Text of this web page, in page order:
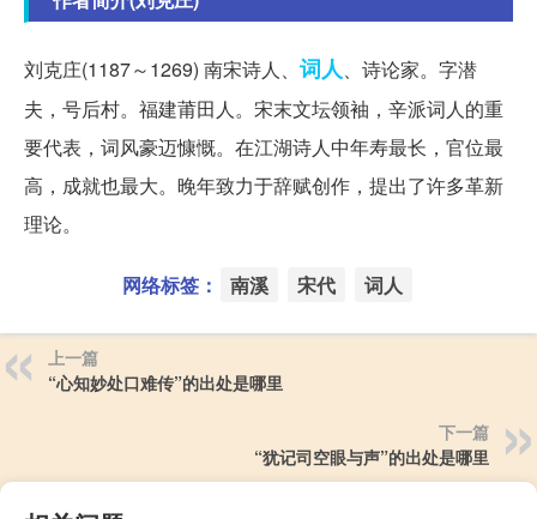
刘克庄(1187～1269) 南宋诗人、 词人、诗论家。字潜
夫，号后村。福建莆田人。宋末文坛领袖，辛派词人的重
要代表，词风豪迈慷慨。在江湖诗人中年寿最长，官位最
高，成就也最大。晚年致力于辞赋创作，提出了许多革新
理论。
网络标签： 南溪 宋代 词人
上一篇
“心知妙处口难传”的出处是哪里
下一篇
“犹记司空眼与声”的出处是哪里